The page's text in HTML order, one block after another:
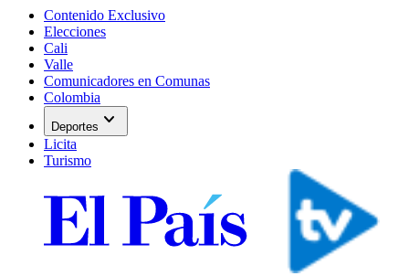
Contenido Exclusivo
Elecciones
Cali
Valle
Comunicadores en Comunas
Colombia
Deportes expand_more
Licita
Turismo